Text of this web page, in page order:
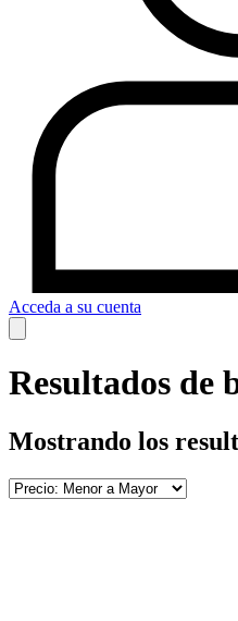
Acceda a su cuenta
Resultados de
Mostrando los